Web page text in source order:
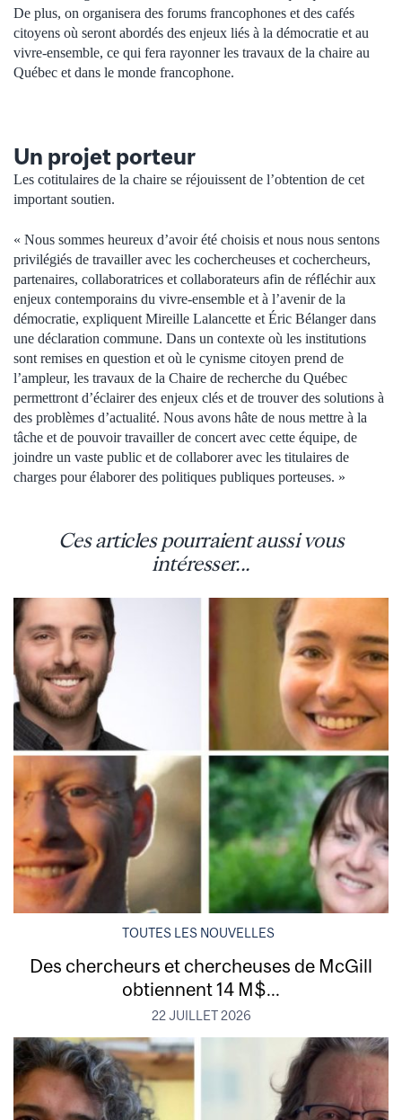
De plus, on organisera des forums francophones et des cafés
citoyens où seront abordés des enjeux liés à la démocratie et au
vivre-ensemble, ce qui fera rayonner les travaux de la chaire au
Québec et dans le monde francophone.
Un projet porteur
Les cotitulaires de la chaire se réjouissent de l’obtention de cet
important soutien.
« Nous sommes heureux d’avoir été choisis et nous nous sentons
privilégiés de travailler avec les cochercheuses et cochercheurs,
partenaires, collaboratrices et collaborateurs afin de réfléchir aux
enjeux contemporains du vivre-ensemble et à l’avenir de la
démocratie, expliquent Mireille Lalancette et Éric Bélanger dans
une déclaration commune. Dans un contexte où les institutions
sont remises en question et où le cynisme citoyen prend de
l’ampleur, les travaux de la Chaire de recherche du Québec
permettront d’éclairer des enjeux clés et de trouver des solutions à
des problèmes d’actualité. Nous avons hâte de nous mettre à la
tâche et de pouvoir travailler de concert avec cette équipe, de
joindre un vaste public et de collaborer avec les titulaires de
charges pour élaborer des politiques publiques porteuses. »
Ces articles pourraient aussi vous
intéresser...
TOUTES LES NOUVELLES
Des chercheurs et chercheuses de McGill
obtiennent 14 M$...
22 JUILLET 2026